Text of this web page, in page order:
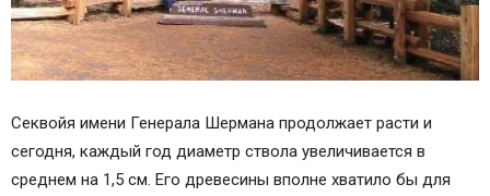
Секвойя имени Генерала Шермана продолжает расти и
сегодня, каждый год диаметр ствола увеличивается в
среднем на 1,5 см. Его древесины вполне хватило бы для